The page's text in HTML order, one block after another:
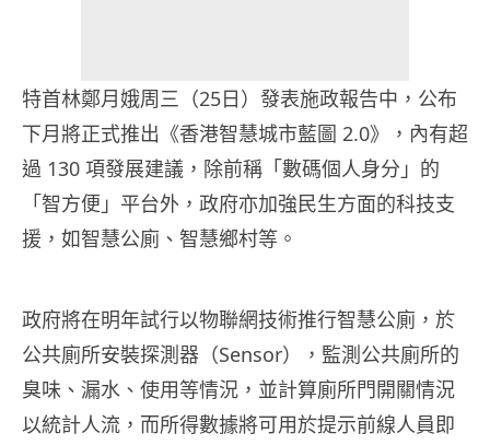
特首林鄭月娥周三（25日）發表施政報告中，公布
下月將正式推出《香港智慧城市藍圖 2.0》，內有超
過 130 項發展建議，除前稱「數碼個人身分」的
「智方便」平台外，政府亦加強民生方面的科技支
援，如智慧公廁、智慧鄉村等。
政府將在明年試行以物聯網技術推行智慧公廁，於
公共廁所安裝探測器（Sensor），監測公共廁所的
臭味、漏水、使用等情況，並計算廁所門開關情況
以統計人流，而所得數據將可用於提示前線人員即